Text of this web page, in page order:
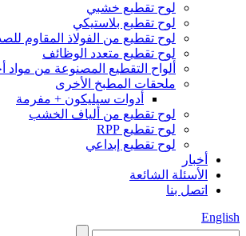
لوح تقطيع خشبي
لوح تقطيع بلاستيكي
لوح تقطيع من الفولاذ المقاوم
لوح تقطيع متعدد الوظائف
ألواح التقطيع المصنوعة من مواد
ملحقات المطبخ الأخرى
أدوات سيليكون + مفرمة
لوح تقطيع من ألياف الخشب
لوح تقطيع RPP
لوح تقطيع إبداعي
أخبار
الأسئلة الشائعة
اتصل بنا
English